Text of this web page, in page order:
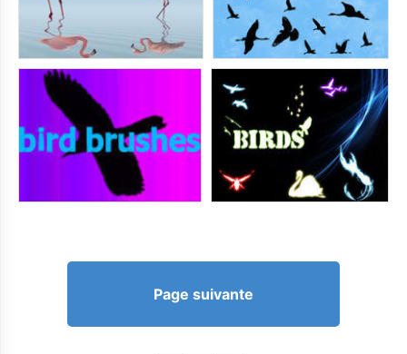
Page suivante